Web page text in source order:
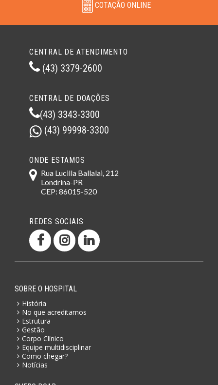
COTAÇÃO ONLINE
CENTRAL DE ATENDIMENTO
(43) 3379-2600
CENTRAL DE DOAÇÕES
(43) 3343-3300
(43) 99998-3300
ONDE ESTAMOS
Rua Lucilla Ballalai, 212
Londrina-PR
CEP: 86015-520
REDES SOCIAIS
SOBRE O HOSPITAL
História
No que acreditamos
Estrutura
Gestão
Corpo Clínico
Equipe multidisciplinar
Como chegar?
Notícias